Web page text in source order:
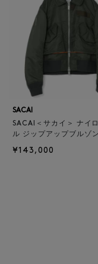
SACAI
SACAI＜サカイ＞ ナイ
ル ジップアップブルゾン
¥143,000